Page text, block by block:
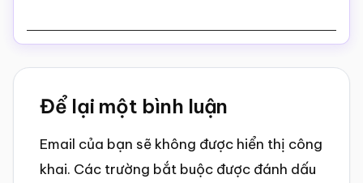
Reader
Interactions
Để lại một bình luận
Email của bạn sẽ không được hiển thị công
khai. Các trường bắt buộc được đánh dấu